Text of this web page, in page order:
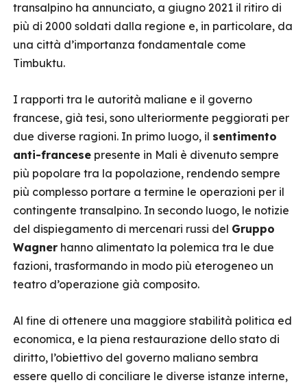
transalpino ha annunciato, a giugno 2021 il ritiro di
più di 2000 soldati dalla regione e, in particolare, da
una città d’importanza fondamentale come
Timbuktu.
I rapporti tra le autorità maliane e il governo
francese, già tesi, sono ulteriormente peggiorati per
due diverse ragioni. In primo luogo, il sentimento
anti-francese presente in Mali è divenuto sempre
più popolare tra la popolazione, rendendo sempre
più complesso portare a termine le operazioni per il
contingente transalpino. In secondo luogo, le notizie
del dispiegamento di mercenari russi del Gruppo
Wagner hanno alimentato la polemica tra le due
fazioni, trasformando in modo più eterogeneo un
teatro d’operazione già composito.
Al fine di ottenere una maggiore stabilità politica ed
economica, e la piena restaurazione dello stato di
diritto, l’obiettivo del governo maliano sembra
essere quello di conciliare le diverse istanze interne,